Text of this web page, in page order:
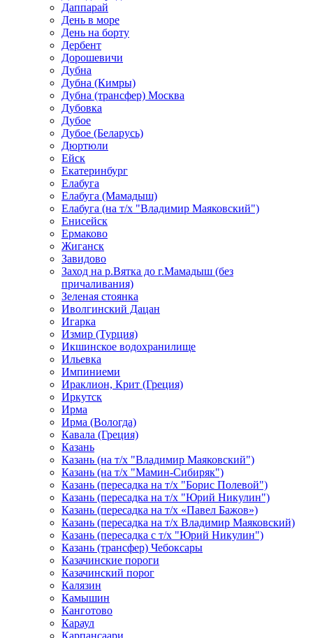
Даппарай
День в море
День на борту
Дербент
Дорошевичи
Дубна
Дубна (Кимры)
Дубна (трансфер) Москва
Дубовка
Дубое
Дубое (Беларусь)
Дюртюли
Ейск
Екатеринбург
Елабуга
Елабуга (Мамадыш)
Елабуга (на т/х "Владимир Маяковский")
Енисейск
Ермаково
Жиганск
Завидово
Заход на р.Вятка до г.Мамадыш (без
причаливания)
Зеленая стоянка
Иволгинский Дацан
Игарка
Измир (Турция)
Икшинское водохранилище
Ильевка
Импиниеми
Ираклион, Крит (Греция)
Иркутск
Ирма
Ирма (Вологда)
Кавала (Греция)
Казань
Казань (на т/х "Владимир Маяковский")
Казань (на т/х "Мамин-Сибиряк")
Казань (пересадка на т/х "Борис Полевой")
Казань (пересадка на т/х "Юрий Никулин")
Казань (пересадка на т/х «Павел Бажов»)
Казань (пересадка на т/х Владимир Маяковский)
Казань (пересадка с т/х "Юрий Никулин")
Казань (трансфер) Чебоксары
Казачинские пороги
Казачинский порог
Калязин
Камышин
Канготово
Караул
Карпансаари